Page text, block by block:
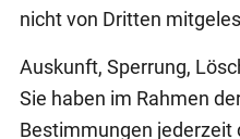
nicht von Dritten
Auskunft, Sperrung,
Sie haben im Rahmen
Bestimmungen jederzeit